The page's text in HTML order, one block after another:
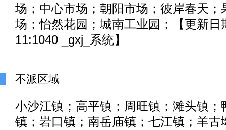
场；中心市场；朝阳市场；彼岸春天；
场；怡然花园；城南工业园；【更新日
11:1040 _gxj_系统】
不派区域
小沙江镇；高平镇；周旺镇；滩头镇；
镇；岩口镇；南岳庙镇；七江镇；羊古